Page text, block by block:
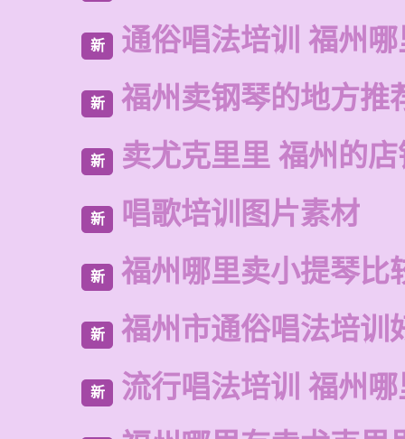
新 通俗唱法培训 福州
新 福州卖钢琴的地方推
新 卖尤克里里 福州的
新 唱歌培训图片素材
新 福州哪里卖小提琴比
新 福州市通俗唱法培训
新 流行唱法培训 福州